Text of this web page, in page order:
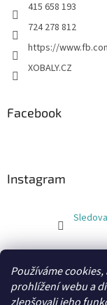
Používáme
prohlížení webu a
415 658 193
724 278 812
https://
XOBALY.CZ
Facebook
Instagram